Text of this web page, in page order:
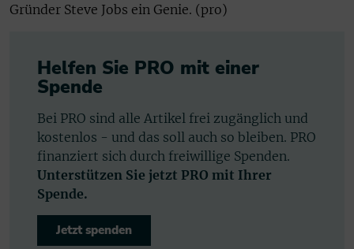
Gründer Steve Jobs ein Genie. (pro)
Helfen Sie PRO mit einer
Spende
Bei PRO sind alle Artikel frei zugänglich und
kostenlos - und das soll auch so bleiben. PRO
finanziert sich durch freiwillige Spenden.
Unterstützen Sie jetzt PRO mit Ihrer
Spende.
Jetzt spenden